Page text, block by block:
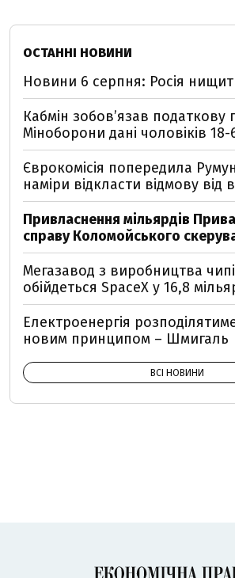
ОСТАННІ НОВИНИ
Новини 6 серпня: Росія
Кабмін зобовʼязав податкову
Міноборони дані чоловіків 18-
Єврокомісія попередила
наміри відкласти відмову від
Привласнення мільярдів
справу Коломойського
Мегазавод з виробництва
обійдеться SpaceX у 16,8
Електроенергія
новим принципом – Шмигаль
ВСІ НОВИНИ